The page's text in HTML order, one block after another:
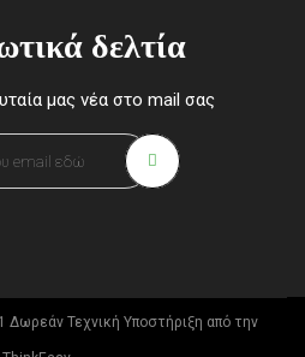
δελτία
μας νέα στο mail σας
Δωρεάν Τεχνική Υποστήριξη από την